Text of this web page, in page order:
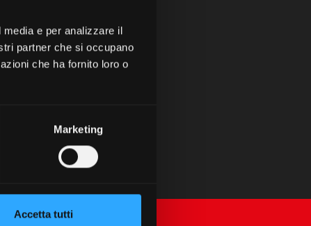
e per analizzare il
partner che si occupano
che ha fornito loro o
Marketing
Accetta tutti